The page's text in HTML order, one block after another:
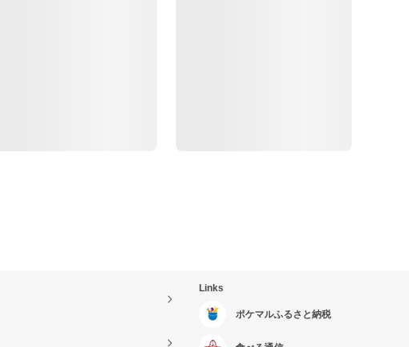
Links
ポケマルふるさと納税